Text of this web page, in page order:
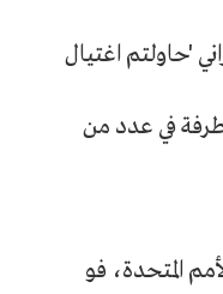
'حاولتم اغتيال
في عدد من
المتحدة، فو